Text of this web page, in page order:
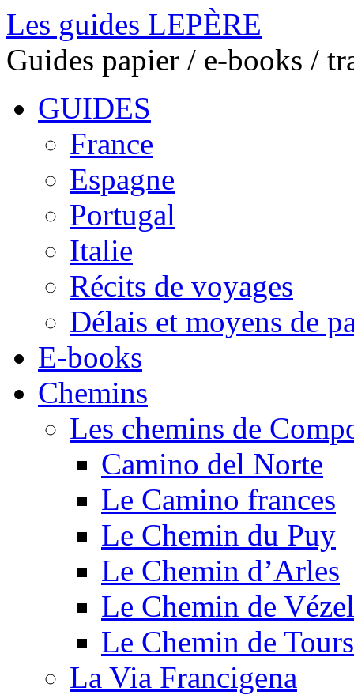
Les guides LEPÈRE
Guides papier / e-books /
GUIDES
France
Espagne
Portugal
Italie
Récits de voyages
Délais et moyens de
E-books
Chemins
Les chemins de
Camino del Norte
Le Camino frances
Le Chemin du Puy
Le Chemin d’Arles
Le Chemin de
Le Chemin de Tours
La Via Francigena